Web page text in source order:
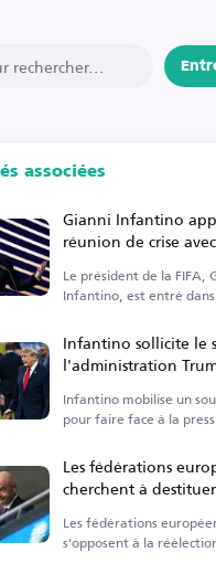
associées
Gianni Infantino
réunion de crise
responsables de la
Le président de la FIFA,
Infantino, est entré
Infantino sollicite le
l'administration
rester en poste
Infantino mobilise un
pour faire face à la
Les fédérations
cherchent à
avant les élections de
Les fédérations
s'opposent à la